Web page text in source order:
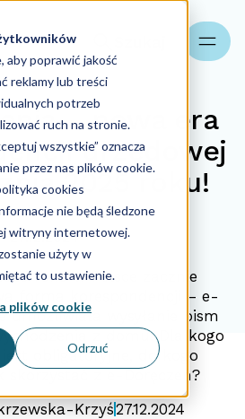
aby poprawić jakość
reklamy lub treści
potrzeb
ruch na stronie.
wszystkie” oznacza
przez nas plików cookie.
cookies
nie będą śledzone
witryny internetowej.
użyty w
to ustawienie.
plików cookie
Odrzuć
– nowa era
urzędowej
2025 roku!
27.12.2024
roku w Polsce zacznie
forma korespondencji – e-
umożliwiała wysyłanie pism
z domu. Dla kogo
jest obligatoryjne, do kogo
skorzystać z e-Doręczeń?
Krzyś27.12.2024